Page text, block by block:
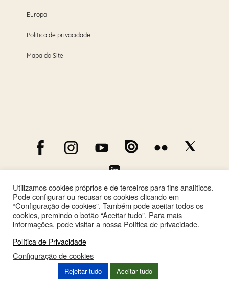
Europa
Política de privacidade
Mapa do Site
Utilizamos cookies próprios e de terceiros para fins analíticos.
Pode configurar ou recusar os cookies clicando em
“Configuração de cookies”. Também pode aceitar todos os
cookies, premindo o botão “Aceitar tudo”. Para mais
informações, pode visitar a nossa Política de privacidade.
Política de Privacidade
Configuração de cookies
Rejeitar tudo Aceitar tudo
This site is registered onwpml.orgas a development site. Switch to a production
site key toremove this banner.